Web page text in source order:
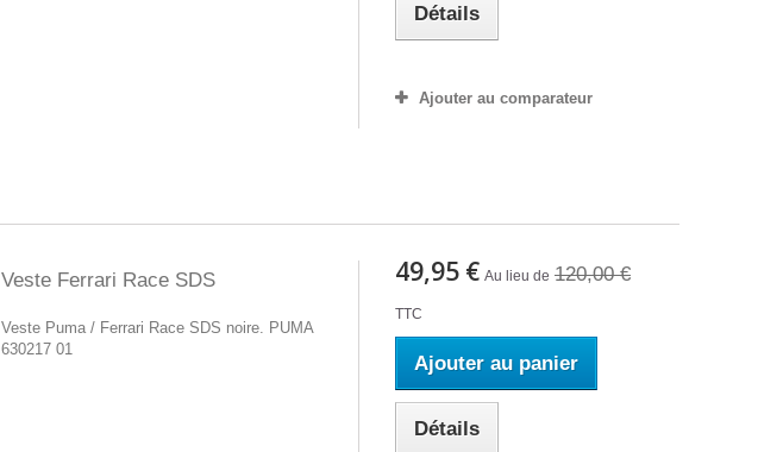
Détails
Ajouter au comparateur
Veste Ferrari Race SDS
Veste Puma / Ferrari Race SDS noire. PUMA
630217 01
49,95 € Au lieu de 120,00 €
TTC
Ajouter au panier
Détails